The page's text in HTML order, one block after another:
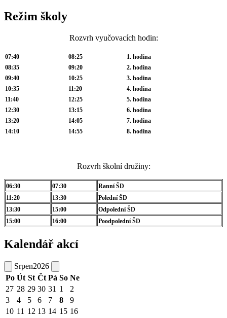
Režim školy
Rozvrh vyučovacích hodin:
07:40 08:25
1. hodina
08:35
09:20
2. hodina
09:40
10:25
3. hodina
10:35
11:20
4. hodina
11:40
12:25
5. hodina
12:30
13:15
6. hodina
13:20
14:05
7. hodina
14:10
14:55 8. hodina
Rozvrh školní družiny:
06:30 07:30
Ranní ŠD
11:20
13:30
Polední ŠD
13:30
15:00
Odpolední ŠD
15:00
16:00 Poodpolední ŠD
Kalendář akcí
Srpen2026
Po Út St Čt Pá So Ne
27 28 29 30 31 1
2
3
4 5 6 7 8
9
10 11 12 13 14 15 16